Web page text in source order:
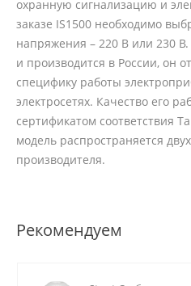
охранную сигнализацию и
заказе IS1500 необходимо
напряжения – 220 В или 230
и производится в России, он
специфику работы
электросетях. Качество его
сертификатом соответствия
модель распространяется
производителя.
Рекомендуем